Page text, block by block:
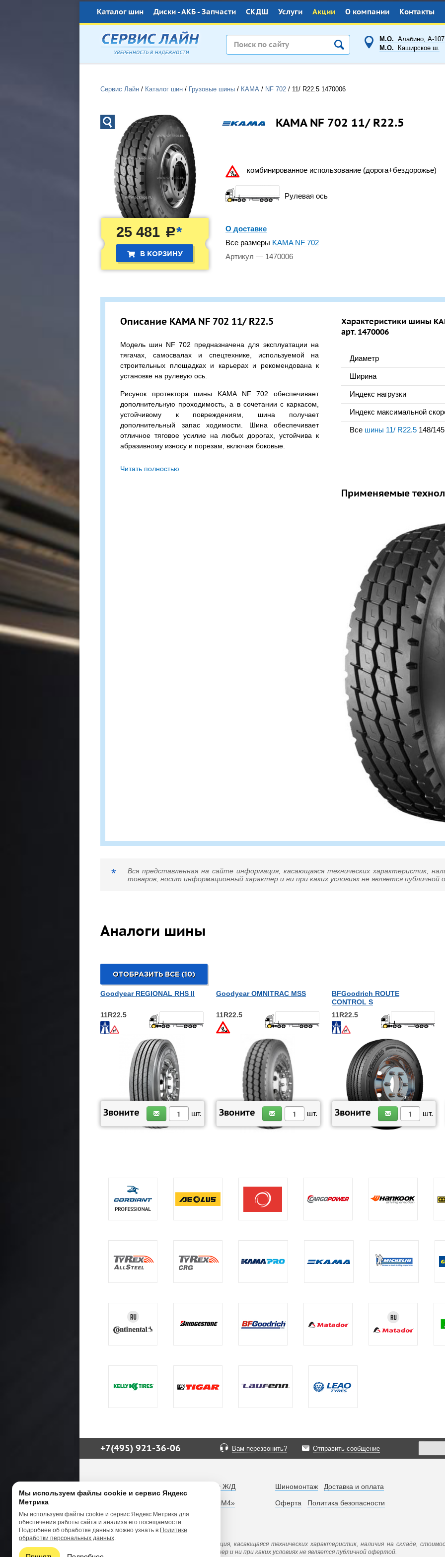
Каталог шин Диски - АКБ - Запчасти СКДШ Услуги Акции О компании Контакты
М.О. Алабино, А-107
М.О. Каширское ш.
Сервис Лайн / Каталог шин / Грузовые шины / КАМА / NF 702 / 11/ R22.5 1470006
25 481 c*
В КОРЗИНУ
KAMA NF 702 11/ R22.5
комбинированное использование (дорога+бездорожье)
Рулевая ось
О доставке
Все размеры KAMA NF 702
Артикул — 1470006
Описание KAMA NF 702 11/ R22.5
Модель шин NF 702 предназначена для эксплуатации на
тягачах, самосвалах и спецтехнике, используемой на
строительных площадках и карьерах и рекомендована к
установке на рулевую ось.
Рисунок протектора шины KAMA NF 702 обеспечивает
дополнительную проходимость, а в сочетании с каркасом,
устойчивому к повреждениям, шина получает
дополнительный запас ходимости. Шина обеспечивает
отличное тяговое усилие на любых дорогах, устойчива к
абразивному износу и порезам, включая боковые.
Читать полностью
Характеристики шины
арт. 1470006
Диаметр
Ширина
Индекс нагрузки
Индекс максимальной
Все шины 11/ R22.5 148/
Применяемые
*
Вся представленная на сайте информация, касающаяся технических характеристик,
товаров, носит информационный характер и ни при каких условиях не является публичной
Аналоги шины
ОТОБРАЗИТЬ ВСЕ (10)
Goodyear REGIONAL RHS II
11R22.5
ЗАКАЗАТЬ
Звоните шт.
Goodyear OMNITRAC MSS
11R22.5
ЗАКАЗАТЬ
Звоните шт.
BFGoodrich ROUTE
CONTROL S
11R22.5
ЗАКАЗАТЬ
Звоните шт.
+7(495) 921-36-06 Вам перезвонить? Отправить сообщение
М.О., Алабино, А-107, развязка с Ж/Д
М.О., Каширское ш., Технопарк «М4»
info@9213606.ru
Шиномонтаж Доставка и оплата
Оферта Политика безопасности
Вся представленная на сайте информация, касающаяся технических характеристик, наличия на складе,
товаров, носит информационный характер и ни при каких условиях не является публичной офертой.
Мы используем файлы cookie и сервис Яндекс
Метрика
Мы используем файлы cookie и сервис Яндекс Метрика для
обеспечения работы сайта и анализа его посещаемости.
Подробнее об обработке данных можно узнать в Политике
обработки персональных данных.